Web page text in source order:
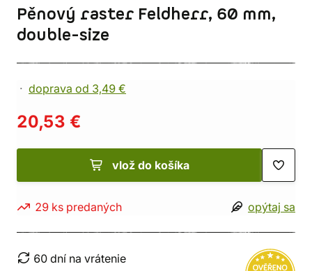
Pěnový raster Feldherr, 60 mm,
double-size
doprava od 3,49 €
20,53 €
vlož do košíka
29 ks predaných opýtaj sa
60 dní na vrátenie